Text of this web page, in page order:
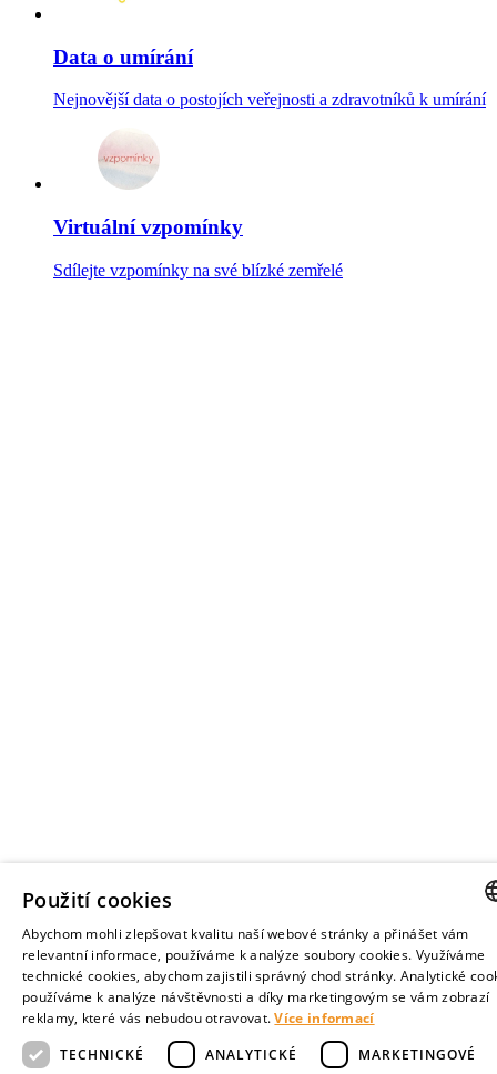
Data o umírání
Nejnovější data o postojích veřejnosti a zdravotníků k umírání
Virtuální vzpomínky
Sdílejte vzpomínky na své blízké zemřelé
Použití cookies
Abychom mohli zlepšovat kvalitu naší webové stránky a přinášet vám
relevantní informace, používáme k analýze soubory cookies. Využíváme
technické cookies, abychom zajistili správný chod stránky. Analytické
používáme k analýze návštěvnosti a díky marketingovým se vám zobrazí
reklamy, které vás nebudou otravovat.Více informací
TECHNICKÉ
ANALYTICKÉ MARKETINGOVÉ